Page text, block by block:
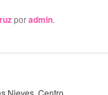
poradmin.